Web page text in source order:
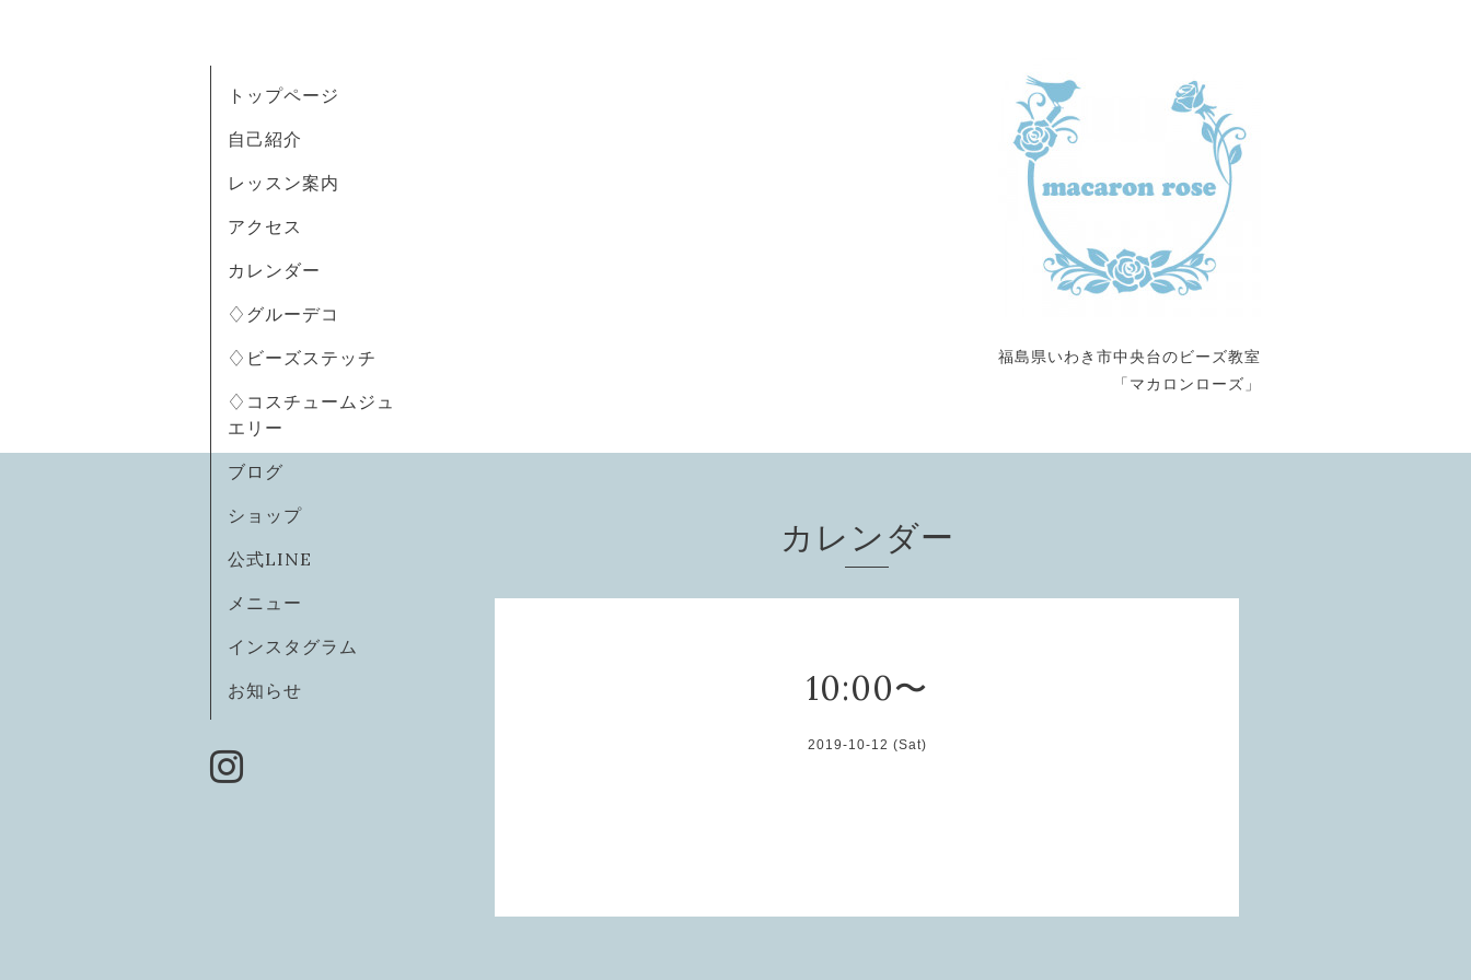
福島県いわき市中央台のビーズ教室
「マカロンローズ」
トップページ
自己紹介
レッスン案内
アクセス
カレンダー
♢グルーデコ
♢ビーズステッチ
♢コスチュームジュ
エリー
ブログ
ショップ
公式LINE
メニュー
インスタグラム
お知らせ
カレンダー
10:00〜
2019-10-12 (Sat)